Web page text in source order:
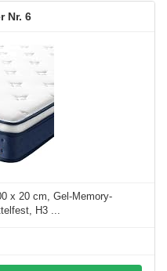
6
x 20 cm, Gel-Memory-
H3 ...